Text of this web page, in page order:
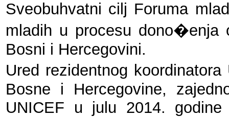
Sveobuhvatni cilj Foruma
mladih u procesu dono�enja
Bosni i Hercegovini.
Ured rezidentnog
Bosne i Hercegovine,
UNICEF u julu 2014. godine